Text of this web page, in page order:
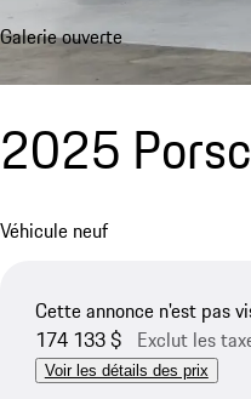
Galerie ouverte
2025
Véhicule neuf
Cette annonce n'est pas
174 133 $ Exclut les
Voir les détails des prix